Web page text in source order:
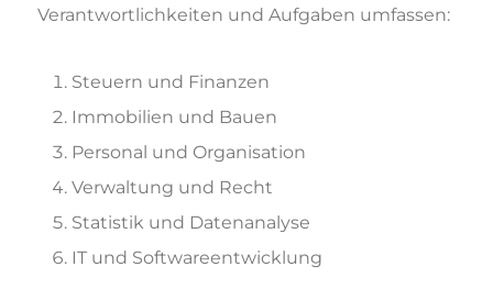
Verantwortlichkeiten und Aufgaben umfassen:
Steuern und Finanzen
Immobilien und Bauen
Personal und Organisation
Verwaltung und Recht
Statistik und Datenanalyse
IT und Softwareentwicklung